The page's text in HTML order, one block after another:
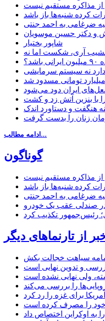
مذاکره مستقیم نیست
کرده شنبه‌ها باز باشد
ضرغامی به احمد جنتی
و دکتر حسین موسویان
شاپور بختیار
دارد نه سیستم سرمایشی
ایران دود می‌شود
بنزین آتش زد و کشت
ادامه مطالب...
گوناگون
مذاکره مستقیم نیست
کرده شنبه‌ها باز باشد
ضرغامی به احمد جنتی
در صندلی عقب یک خودرو
از تارنماهای دیگر
سیاهت خجالت بکش
و تدوین نهایی است
ولی نهایی نشده است
را بررسی می‌کند
برای غزه را رد کرد
خود را مصرف کرده است